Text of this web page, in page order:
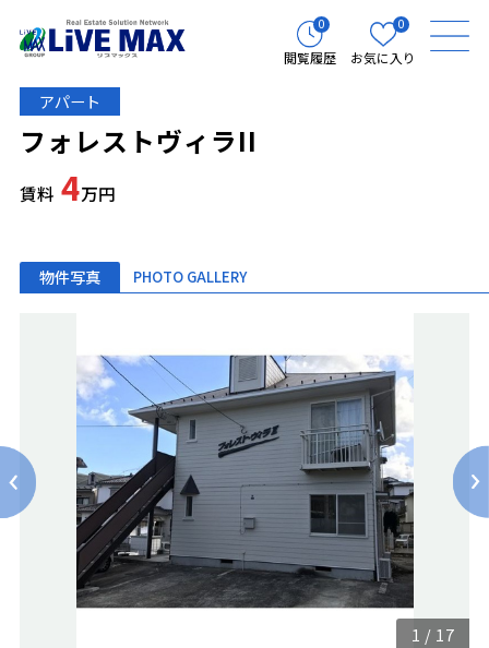
0
閲覧履歴
0
お気に入り
アパート
フォレストヴィラII
賃料 4万円
物件写真 PHOTO GALLERY
1 / 17